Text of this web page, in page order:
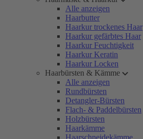
Alle anzeigen
Haarbutter
Haarkur trockenes Haar
Haarkur gefärbtes Haar
Haarkur Feuchtigkeit
Haarkur Keratin
Haarkur Locken
Haarbürsten & Kämme
Alle anzeigen
Rundbürsten
Detangler-Bürsten
Flach- & Paddelbürsten
Holzbürsten
Haarkämme
Haarschneidekämme